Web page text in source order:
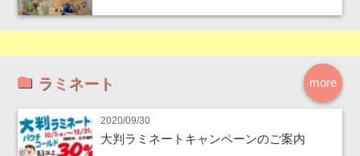
more
ラミネート
2020/09/30
大判ラミネートキャンペーンのご案内